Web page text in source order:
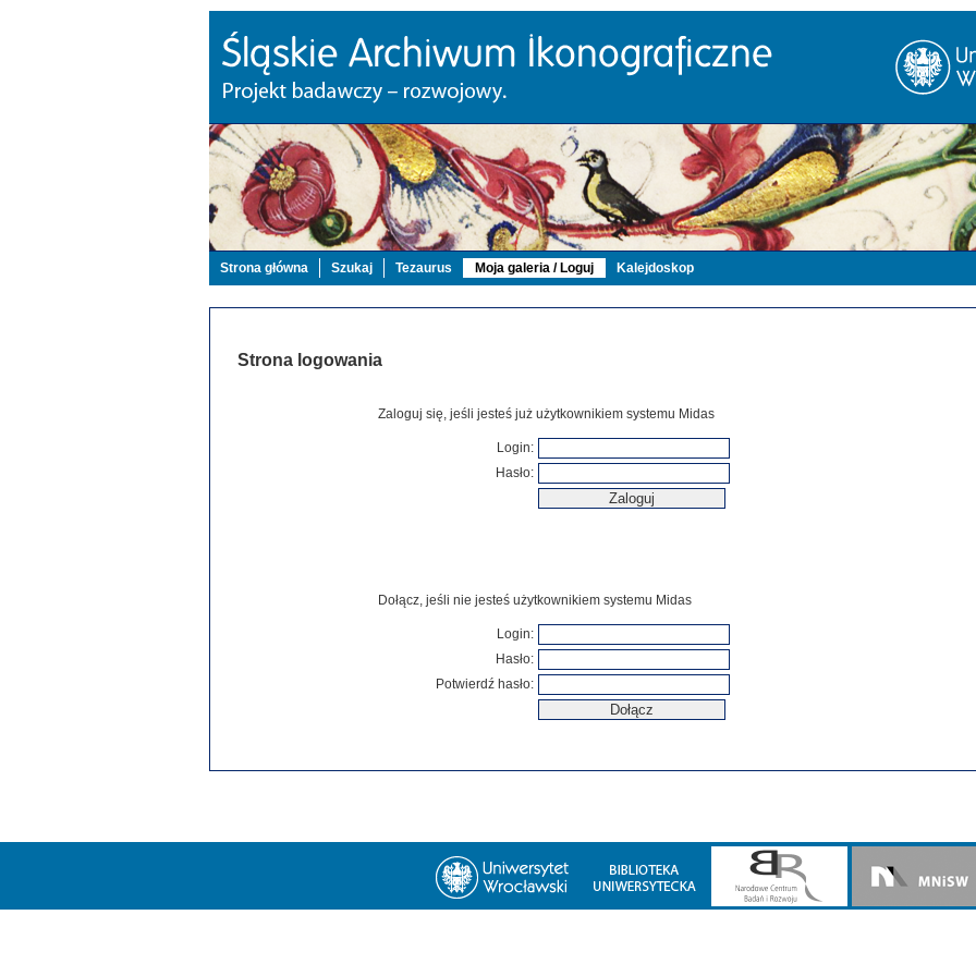
Strona główna Szukaj Tezaurus Moja galeria / Loguj Kalejdoskop
Strona logowania
Zaloguj się, jeśli jesteś już użytkownikiem systemu Midas
Login:
Hasło:
Dołącz, jeśli nie jesteś użytkownikiem systemu Midas
Login:
Hasło:
Potwierdź hasło: